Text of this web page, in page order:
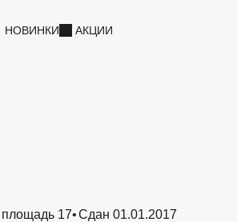
НОВИНКИ АКЦИИ
17 Сдан 01.01.2017